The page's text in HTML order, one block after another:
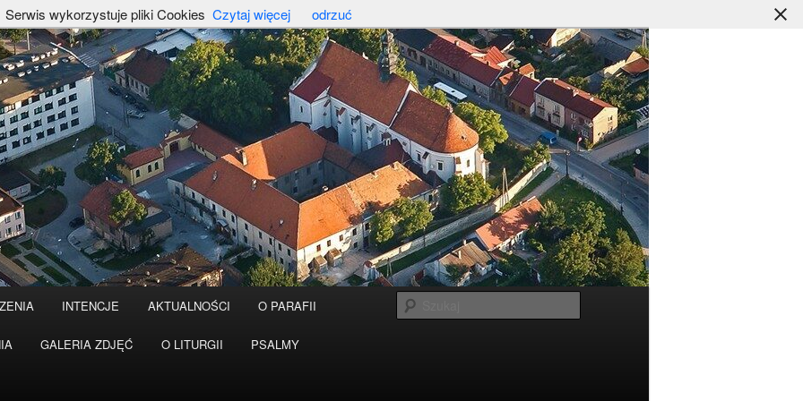
INTENCJE AKTUALNOŚCI O PARAFII
GALERIA ZDJĘĆ O LITURGII PSALMY
Serwis wykorzystuje pliki Cookies Czytaj więcej odrzuć